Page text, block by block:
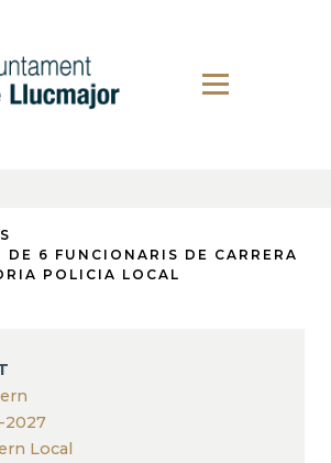
DE 6 FUNCIONARIS DE CARRERA
POLICIA LOCAL
2027
Local